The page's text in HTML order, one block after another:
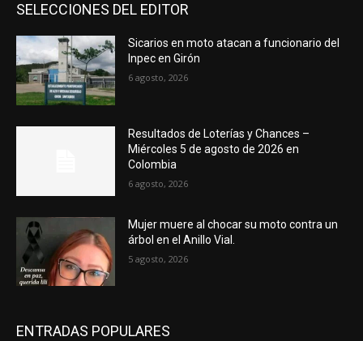
SELECCIONES DEL EDITOR
Sicarios en moto atacan a funcionario del
Inpec en Girón
6 agosto, 2026
Resultados de Loterías y Chances –
Miércoles 5 de agosto de 2026 en
Colombia
6 agosto, 2026
Mujer muere al chocar su moto contra un
árbol en el Anillo Vial.
5 agosto, 2026
ENTRADAS POPULARES